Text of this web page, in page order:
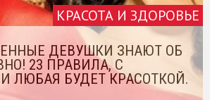
КРАСОТА И ЗДОРОВЬЕ
ДЕВУШКИ ЗНАЮТ ОБ
23 ПРАВИЛА, С
ЛЮБАЯ БУДЕТ КРАСОТКОЙ.